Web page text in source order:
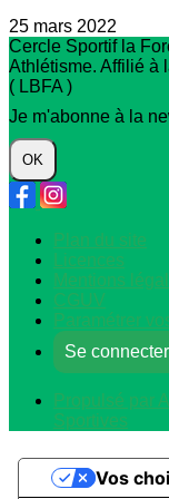
25 mars 2022
Cercle Sportif la
Athlétisme. Affilié à
( LBFA )
Je m'abonne à la
OK
Plan du site
Licences
Mentions
CGUV
Paramétrer
Se connecter
Propulsé par
Sportives
Vos